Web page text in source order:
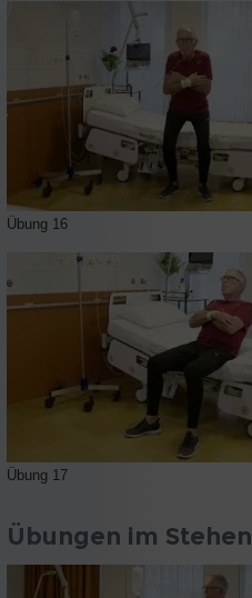
Übung 16
Übung 17
Übungen im Stehen